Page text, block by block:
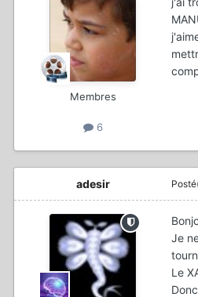
Membres
6
adesir
Je
Le